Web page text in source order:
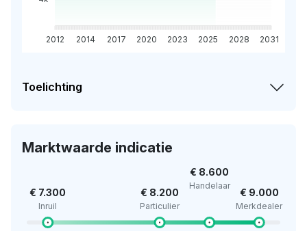
2012 2014 2017 2020 2023 2025 2028 2031
Toelichting
Marktwaarde indicatie
€ 7.300
Inruil
€ 8.200
Particulier
€ 8.600
Handelaar
€ 9.000
Merkdealer